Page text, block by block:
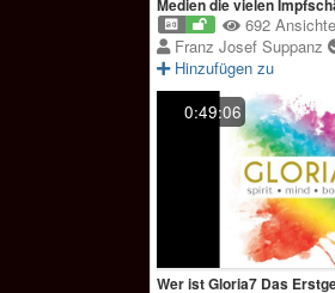
Medien die vielen
692
Franz Josef Suppanz
Hinzufügen zu
0:49:06
Wer ist Gloria7